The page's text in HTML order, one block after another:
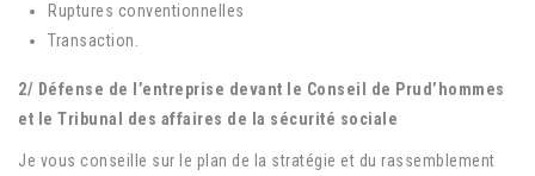
Ruptures conventionnelles
Transaction.
2/ Défense de l’entreprise devant le Conseil de Prud’hommes
et le Tribunal des affaires de la sécurité sociale
Je vous conseille sur le plan de la stratégie et du rassemblement